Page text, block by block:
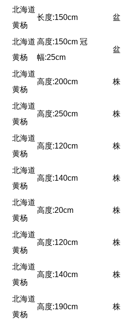
北海道
黄杨
长度:150cm 盆
北海道
黄杨
高度:150cm 冠
幅:25cm
盆
北海道
黄杨
高度:200cm 株
北海道
黄杨
高度:250cm 株
北海道
黄杨
高度:120cm 株
北海道
黄杨
高度:140cm 株
北海道
黄杨
高度:20cm 株
北海道
黄杨
高度:120cm 株
北海道
黄杨
高度:140cm 株
北海道
黄杨
高度:190cm 株